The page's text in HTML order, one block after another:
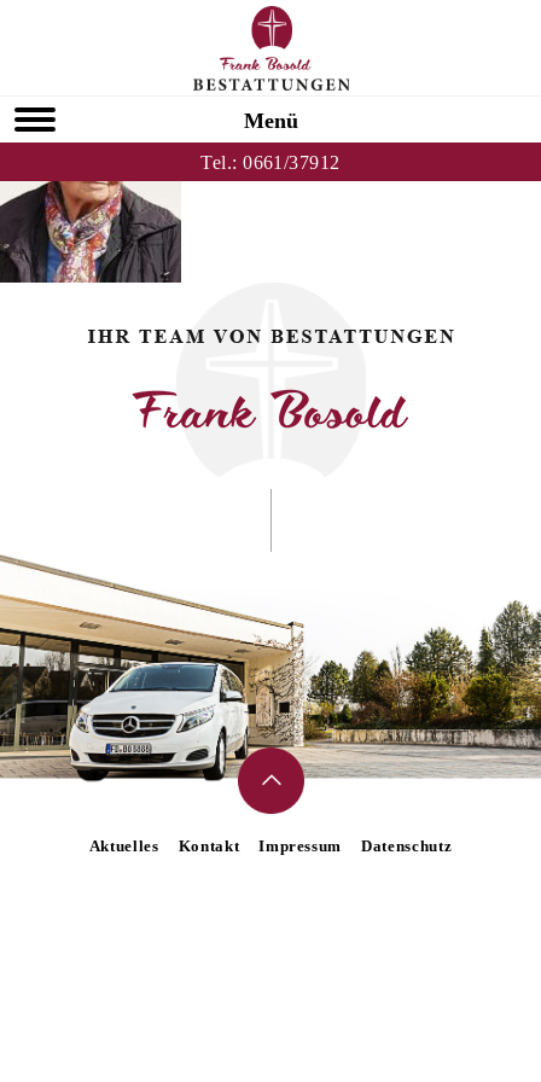
Menü
Tel.:0661/37912
HOMEPAGE
Aktuelles Kontakt Impressum Datenschutz